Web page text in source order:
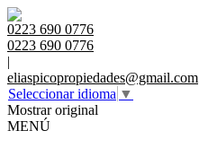
0223 690 0776
0223 690 0776
|
eliaspicopropiedades@gmail.com
Seleccionar idioma ▼
Mostrar original
MENÚ